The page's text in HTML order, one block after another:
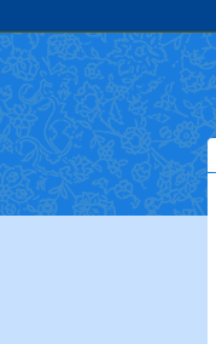
حدیث:امام علي